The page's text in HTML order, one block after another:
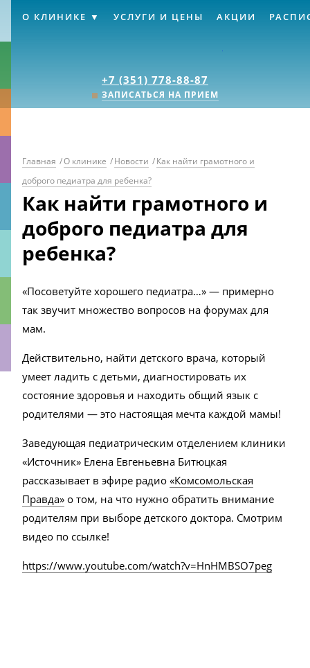
+7 (351) 778-88-87
ЗАПИСАТЬСЯ НА ПРИЕМ
О КЛИНИКЕ УСЛУГИ И ЦЕНЫ АКЦИИ
Главная /О клинике /Новости /Как найти грамотного и
доброго педиатра для ребенка?
Как найти грамотного и
доброго педиатра для
ребенка?
«Посоветуйте хорошего педиатра…» — примерно
так звучит множество вопросов на форумах для
мам.
Действительно, найти детского врача, который
умеет ладить с детьми, диагностировать их
состояние здоровья и находить общий язык с
родителями — это настоящая мечта каждой мамы!
Заведующая педиатрическим отделением клиники
«Источник» Елена Евгеньевна Битюцкая
рассказывает в эфире радио «Комсомольская
Правда» о том, на что нужно обратить внимание
родителям при выборе детского доктора. Смотрим
видео по ссылке!
https://www.youtube.com/watch?v=HnHMBSO7peg